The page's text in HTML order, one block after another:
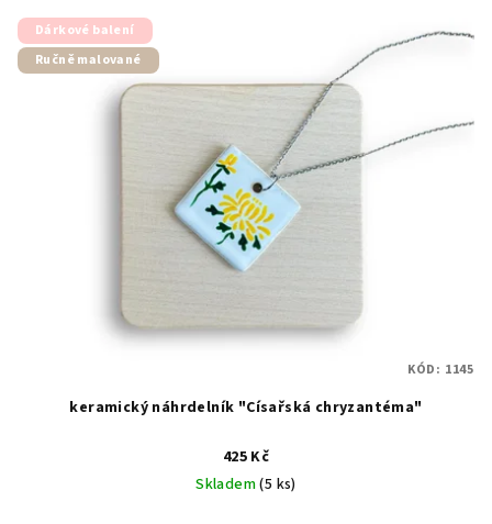
Dárkové balení
Ručně malované
keramický náhrdelník "Císařská chryzantéma"
425 Kč
Skladem(5 ks)
KÓD: 1145